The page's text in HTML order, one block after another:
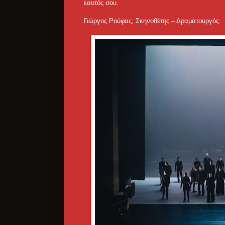
εαυτός σου.
Γιώργος Ρούφας, Σκηνοθέτης – Δραματουργός